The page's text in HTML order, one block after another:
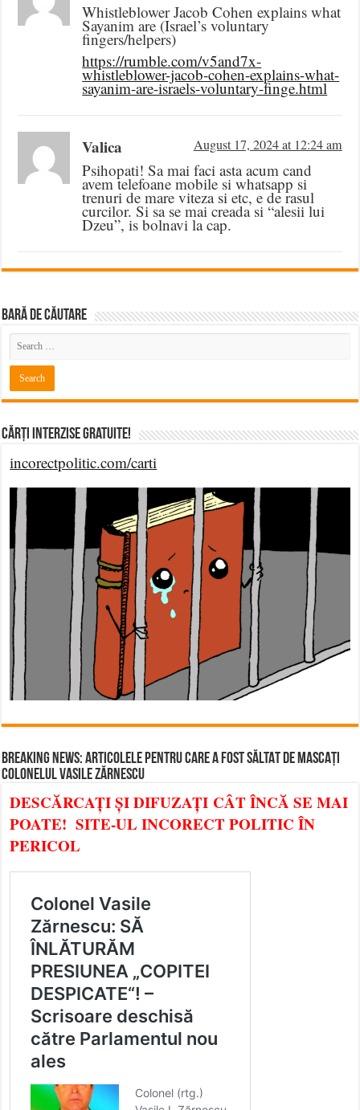
Whistleblower Jacob Cohen explains what
Sayanim are (Israel’s voluntary
fingers/helpers)
https://rumble.com/v5and7x-
whistleblower-jacob-cohen-explains-what-
sayanim-are-israels-voluntary-finge.html
Valica August 17, 2024 at 12:24 am
Psihopati! Sa mai faci asta acum cand
avem telefoane mobile si whatsapp si
trenuri de mare viteza si etc, e de rasul
curcilor. Si sa se mai creada si “alesii lui
Dzeu”, is bolnavi la cap.
BARĂ DE CĂUTARE
Cărți Interzise Gratuite!
incorectpolitic.com/carti
BREAKING NEWS: ARTICOLELE PENTRU CARE A FOST SĂLTAT DE MASCAȚI
COLONELUL VASILE ZĂRNESCU
DESCĂRCAȚI ȘI DIFUZAȚI CÂT ÎNCĂ SE MAI
POATE! SITE-UL INCORECT POLITIC ÎN
PERICOL